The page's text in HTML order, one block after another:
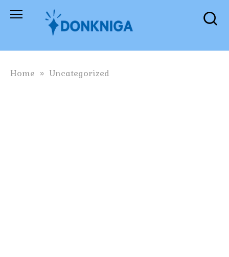
Skip
Home » Uncategorized